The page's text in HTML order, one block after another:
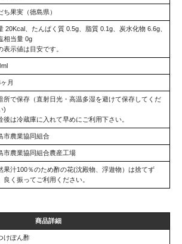
ち果実（徳島県）
20Kcal、たんぱく質 0.5g、脂質 0.1g、炭水化物 6.6g、
相当量 0g
表示値は目安です。
月
所で保存（直射日光・高温多湿を避けて保存してくだ
)
後は冷蔵庫に入れて早めにご利用下さい。
市農業協同組合
市農業協同組合農産工場
果汁100％のため酢の花(沈殿物、浮遊物）は捨てず
良く振ってご利用ください。
商品詳細
けぽん酢